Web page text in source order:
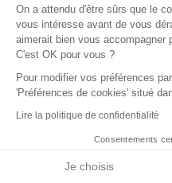
Symbole de la virilité par
multiples styles, formes et
Du noir ou du blanc
bûcheron ultra tendance et
tantôt originales, tantôt
De la coupe droite
chemisette légère ou en lin,
On a attendu d'être sûrs que le
vous intéresse avant de vous
aimerait bien vous accompagner
C'est OK pour vous ?
Pour modifier vos préférences
'Préférences de cookies' situé
Lire la politique de confidentialité
Consentements
Je choisis